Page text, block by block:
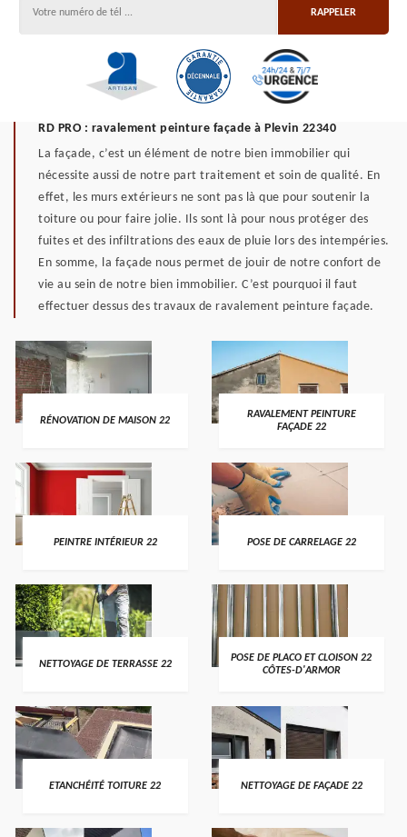
RD PRO : ravalement peinture façade à Plevin 22340
La façade, c’est un élément de notre bien immobilier qui
nécessite aussi de notre part traitement et soin de qualité. En
effet, les murs extérieurs ne sont pas là que pour soutenir la
toiture ou pour faire jolie. Ils sont là pour nous protéger des
fuites et des infiltrations des eaux de pluie lors des intempéries.
En somme, la façade nous permet de jouir de notre confort de
vie au sein de notre bien immobilier. C’est pourquoi il faut
effectuer dessus des travaux de ravalement peinture façade.
RÉNOVATION DE MAISON 22
RAVALEMENT PEINTURE
FAÇADE 22
PEINTRE INTÉRIEUR 22 POSE DE CARRELAGE 22
NETTOYAGE DE TERRASSE 22
POSE DE PLACO ET CLOISON 22
CÔTES-D'ARMOR
ETANCHÉITÉ TOITURE 22 NETTOYAGE DE FAÇADE 22